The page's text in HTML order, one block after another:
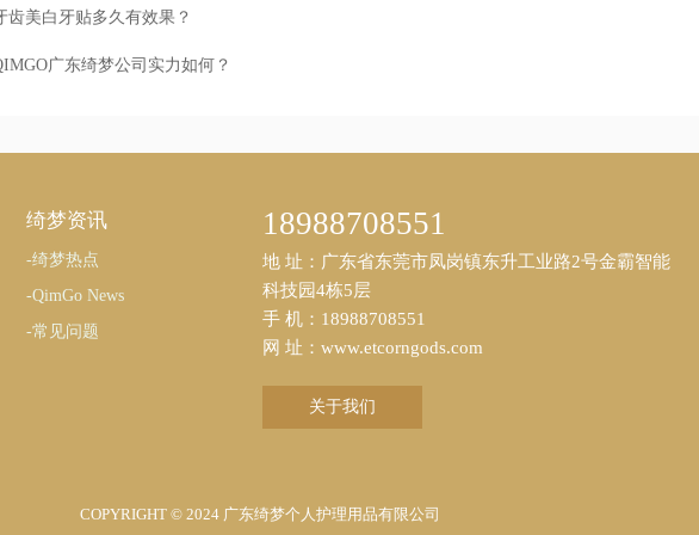
齿美白牙贴多久有效果？
广东绮梦公司实力如何？
绮梦资讯
-绮梦热点
-QimGo News
-常见问题
18988708551
地 址：广东省东莞市凤岗镇东升工业路2号金霸智能
科技园4栋5层
手 机：18988708551
网 址：www.etcorngods.com
关于我们
COPYRIGHT © 2024 广东绮梦个人护理用品有限公司